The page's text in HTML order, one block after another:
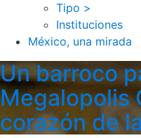
Tipo >
Instituciones
México, una mirada
Un barroco
Megalopolis
corazón de